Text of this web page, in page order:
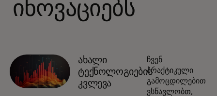
ინოვაციებს
ახალი
ტექნოლოგიების
კვლევა
ჩვენ
პრაქტიკული
გამოცდილებით
ვსწავლობთ,